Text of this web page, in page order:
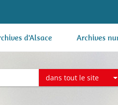
d'Alsace Archives
dans tout le site